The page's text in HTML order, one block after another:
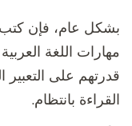
بشكل عام، فإن كتب
مهارات اللغة
قدرتهم على
القراءة بانتظام.